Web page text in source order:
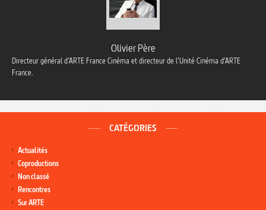
Olivier Père
Directeur général d’ARTE France Cinéma et directeur de l’Unité Cinéma d’ARTE
France.
CATÉGORIES
Actualités
Coproductions
Non classé
Rencontres
Sur ARTE